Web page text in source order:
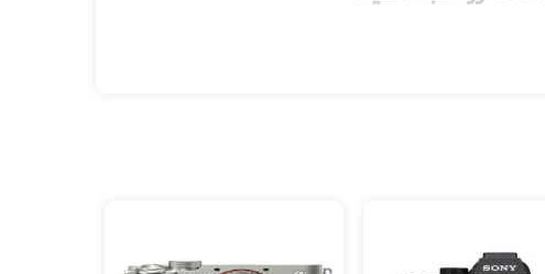
سنسور Exmor CMOS 24.2 مگاپیکسلی با فرمت APS-C کیفیت تصویر صاف و ظریف را با حداقل نویز و حساسیت بالا از ISO 100-32000 دریافت می کند، که